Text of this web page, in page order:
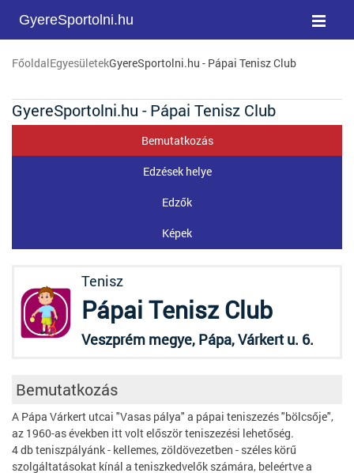
GyereSportolni.hu
FőoldalEgyesületekGyereSportolni.hu - Pápai Tenisz Club
GyereSportolni.hu - Pápai Tenisz Club
Bemutatkozás
Edzések helye
Edzők
Képek
Tenisz
Pápai Tenisz Club
Veszprém megye, Pápa, Várkert u. 6.
Bemutatkozás
A Pápa Várkert utcai "Vasas pálya" a pápai teniszezés "bölcsője",
az 1960-as években itt volt először teniszezési lehetőség.
4 db teniszpályánk - kellemes, zöldövezetben - széles körű
szolgáltatásokat kínál a teniszkedvelők számára, beleértve a